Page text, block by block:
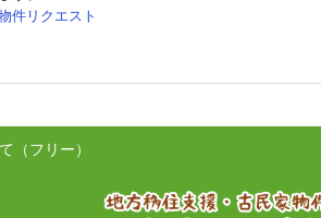
件リクエスト
（フリー）